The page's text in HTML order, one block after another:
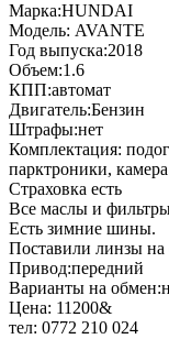
Марка:HUNDAI
Модель: AVANTE
Год выпуска:2018
Объем:1.6
КПП:автомат
Двигатель:Бензин
Штрафы:нет
Комплектация:
парктроники,
Страховка есть
Все маслы и
Есть зимние шины.
Поставили линзы
Привод:передний
Варианты на
Цена: 11200&
тел: 0772 210 024